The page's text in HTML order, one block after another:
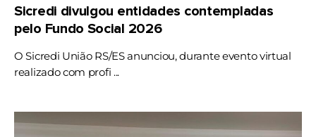
Sicredi divulgou entidades contempladas
pelo Fundo Social 2026
O Sicredi União RS/ES anunciou, durante evento virtual
realizado com profi ...